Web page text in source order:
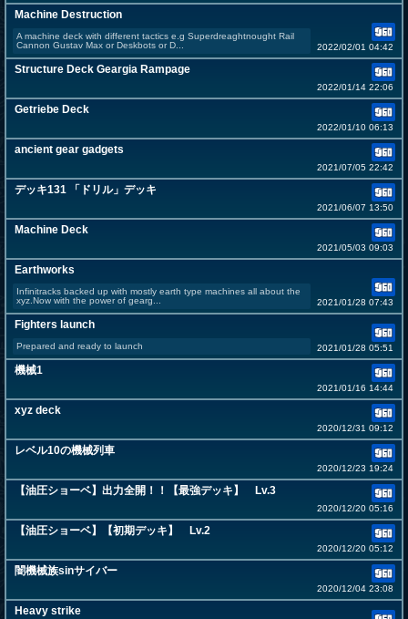
Machine Destruction
A machine deck with different tactics e.g Superdreaghtnought Rail
Cannon Gustav Max or Deskbots or D...
2022/02/01 04:42
Structure Deck Geargia Rampage
2022/01/14 22:06
Getriebe Deck
2022/01/10 06:13
ancient gear gadgets
2021/07/05 22:42
デッキ131 「ドリル」デッキ
2021/06/07 13:50
Machine Deck
2021/05/03 09:03
Earthworks
Infinitracks backed up with mostly earth type machines all about the
xyz.Now with the power of gearg...
2021/01/28 07:43
Fighters launch
Prepared and ready to launch 2021/01/28 05:51
機械1
2021/01/16 14:44
xyz deck
2020/12/31 09:12
レベル10の機械列車
2020/12/23 19:24
【油圧ショーベ】出力全開！！【最強デッキ】 Lv.3
2020/12/20 05:16
【油圧ショーベ】【初期デッキ】 Lv.2
2020/12/20 05:12
闇機械族sinサイバー
2020/12/04 23:08
Heavy strike